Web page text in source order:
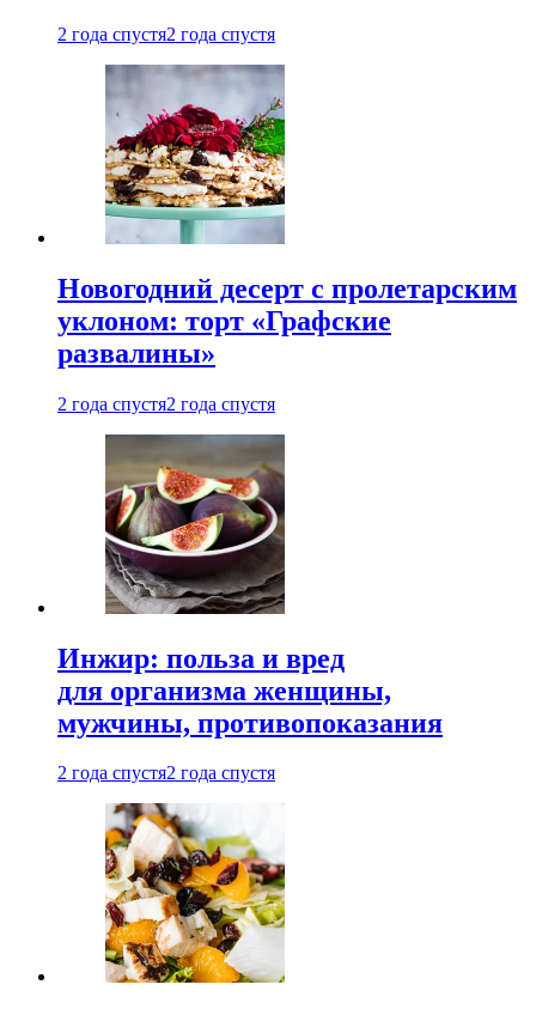
2 года спустя2 года спустя
Новогодний десерт с пролетарским
уклоном: торт «Графские
развалины»
2 года спустя2 года спустя
Инжир: польза и вред
для организма женщины,
мужчины, противопоказания
2 года спустя2 года спустя